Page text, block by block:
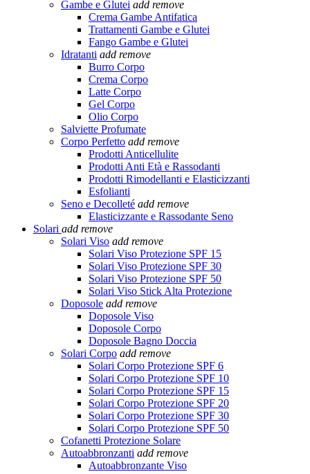
Gambe e Glutei add remove
Crema Gambe Antifatica
Trattamenti Gambe e Glutei
Fango Gambe e Glutei
Idratanti add remove
Burro Corpo
Crema Corpo
Latte Corpo
Gel Corpo
Olio Corpo
Salviette Profumate
Corpo Perfetto add remove
Prodotti Anticellulite
Prodotti Anti Età e Rassodanti
Prodotti Rimodellanti e Elasticizzanti
Esfolianti
Seno e Decolleté add remove
Elasticizzante e Rassodante Seno
Solari add remove
Solari Viso add remove
Solari Viso Protezione SPF 15
Solari Viso Protezione SPF 30
Solari Viso Protezione SPF 50
Solari Viso Stick Alta Protezione
Doposole add remove
Doposole Viso
Doposole Corpo
Doposole Bagno Doccia
Solari Corpo add remove
Solari Corpo Protezione SPF 6
Solari Corpo Protezione SPF 10
Solari Corpo Protezione SPF 15
Solari Corpo Protezione SPF 20
Solari Corpo Protezione SPF 30
Solari Corpo Protezione SPF 50
Cofanetti Protezione Solare
Autoabbronzanti add remove
Autoabbronzante Viso